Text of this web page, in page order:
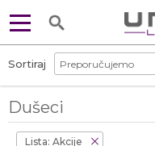
Dušeci
Sortiraj
Lista: Akcije